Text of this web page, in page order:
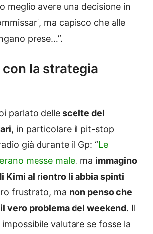
meglio avere una decisione in
ma capisco che alle
prese…”.
con la strategia
parlato dellescelte del
, in particolare il pit-stop
già durante il Gp: “Le
messe male, ma immagino
Kimi al rientro li abbia spinti
frustrato, ma non penso che
vero problema del weekend. Il
valutare se fosse la